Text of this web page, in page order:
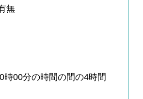
無
時00分の時間の間の4時間